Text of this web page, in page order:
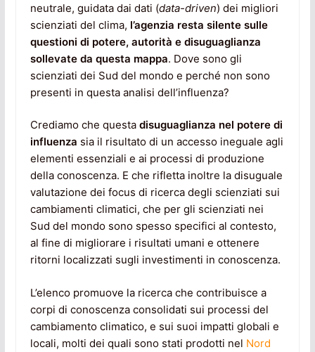
neutrale, guidata dai dati (data-driven) dei migliori
scienziati del clima, l’agenzia resta silente sulle
questioni di potere, autorità e disuguaglianza
sollevate da questa mappa. Dove sono gli
scienziati dei Sud del mondo e perché non sono
presenti in questa analisi dell’influenza?
Crediamo che questa disuguaglianza nel potere di
influenza sia il risultato di un accesso ineguale agli
elementi essenziali e ai processi di produzione
della conoscenza. E che rifletta inoltre la disuguale
valutazione dei focus di ricerca degli scienziati sui
cambiamenti climatici, che per gli scienziati nei
Sud del mondo sono spesso specifici al contesto,
al fine di migliorare i risultati umani e ottenere
ritorni localizzati sugli investimenti in conoscenza.
L’elenco promuove la ricerca che contribuisce a
corpi di conoscenza consolidati sui processi del
cambiamento climatico, e sui suoi impatti globali e
locali, molti dei quali sono stati prodotti nel Nord